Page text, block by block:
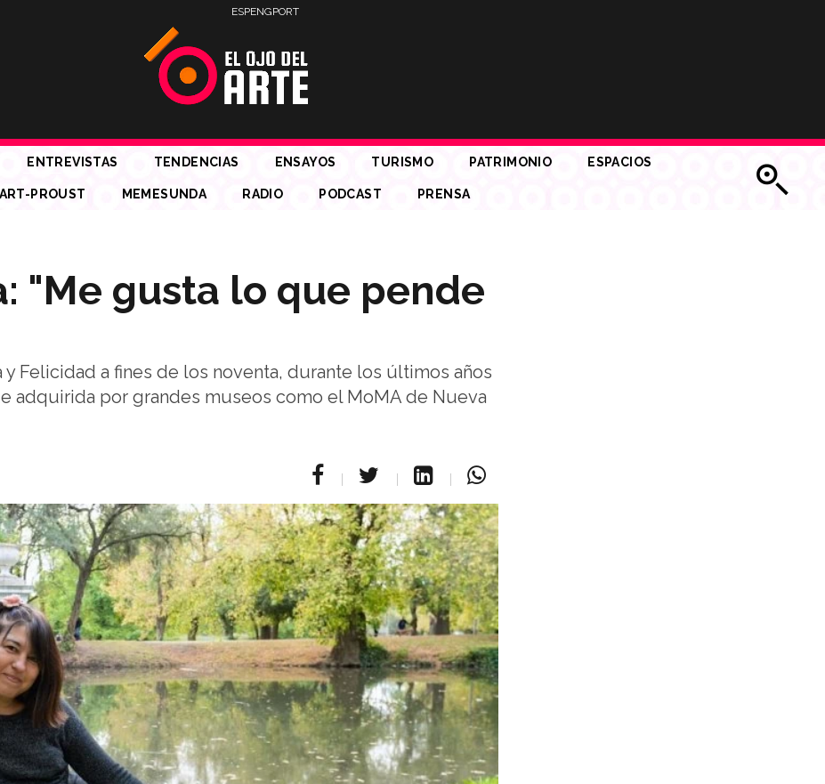
ESPENGPORT
ENTREVISTAS TENDENCIAS ENSAYOS TURISMO PATRIMONIO ESPACIOS
ART-PROUST MEMESUNDA RADIO PODCAST PRENSA
"Me gusta lo que pende
Felicidad a fines de los noventa, durante los últimos años
adquirida por grandes museos como el MoMA de Nueva